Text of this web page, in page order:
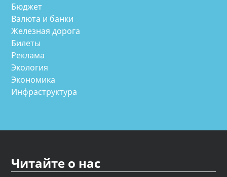
Бюджет
Валюта и банки
Железная дорога
Билеты
Реклама
Экология
Экономика
Инфраструктура
Читайте о нас